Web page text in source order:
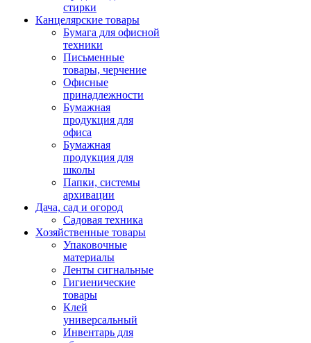
стирки
Канцелярские товары
Бумага для офисной
техники
Письменные
товары, черчение
Офисные
принадлежности
Бумажная
продукция для
офиса
Бумажная
продукция для
школы
Папки, системы
архивации
Дача, сад и огород
Садовая техника
Хозяйственные товары
Упаковочные
материалы
Ленты сигнальные
Гигиенические
товары
Клей
универсальный
Инвентарь для